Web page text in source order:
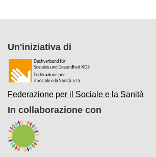
Un'iniziativa di
Federazione per il Sociale e la Sanità
In collaborazione con